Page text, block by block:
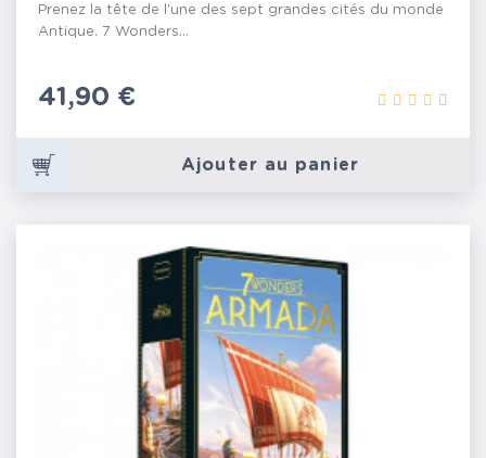
Prenez la tête de l'une des sept grandes cités du monde
Antique. 7 Wonders...
Prix
41,90 €
Ajouter au panier